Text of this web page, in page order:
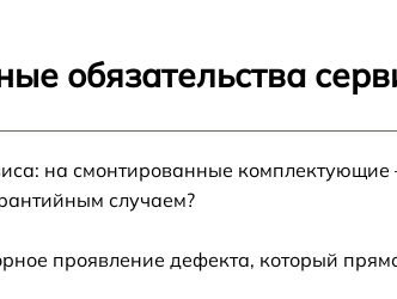
Midea AG925EVR
обязательства
на смонтированные
случаем?
проявление дефекта, который